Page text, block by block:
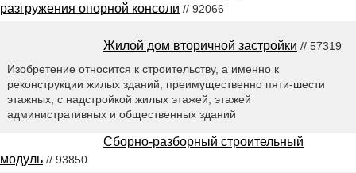
разгружения опорной консоли // 92066
Жилой дом вторичной застройки // 57319
Изобретение относится к строительству, а именно к
реконструкции жилых зданий, преимущественно пяти-шести
этажных, с надстройкой жилых этажей, этажей
административных и общественных зданий
Сборно-разборный строительный
модуль // 93850